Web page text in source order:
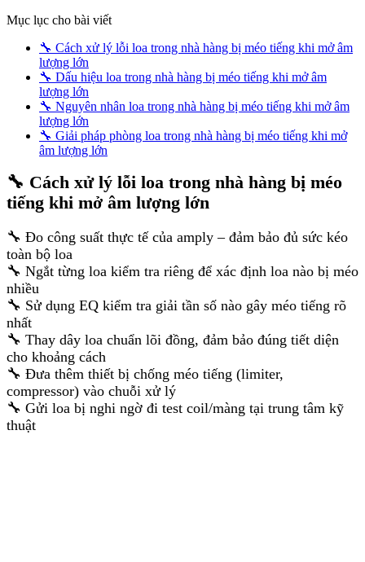
Mục lục cho bài viết
🔧 Cách xử lý lỗi loa trong nhà hàng bị méo tiếng khi mở âm
lượng lớn
🔧 Dấu hiệu loa trong nhà hàng bị méo tiếng khi mở âm
lượng lớn
🔧 Nguyên nhân loa trong nhà hàng bị méo tiếng khi mở âm
lượng lớn
🔧 Giải pháp phòng loa trong nhà hàng bị méo tiếng khi mở
âm lượng lớn
🔧 Cách xử lý lỗi loa trong nhà hàng bị méo
tiếng khi mở âm lượng lớn
🔧 Đo công suất thực tế của amply – đảm bảo đủ sức kéo
toàn bộ loa
🔧 Ngắt từng loa kiểm tra riêng để xác định loa nào bị méo
nhiều
🔧 Sử dụng EQ kiểm tra giải tần số nào gây méo tiếng rõ
nhất
🔧 Thay dây loa chuẩn lõi đồng, đảm bảo đúng tiết diện
cho khoảng cách
🔧 Đưa thêm thiết bị chống méo tiếng (limiter,
compressor) vào chuỗi xử lý
🔧 Gửi loa bị nghi ngờ đi test coil/màng tại trung tâm kỹ
thuật